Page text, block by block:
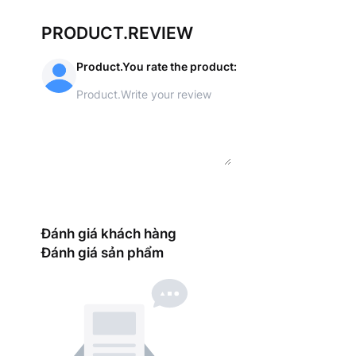
PRODUCT.REVIEW
Product.You rate the product:
Đánh giá khách hàng
Đánh giá sản phẩm